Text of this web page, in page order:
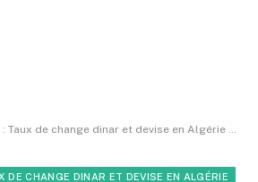
Taux de change dinar et devise en Algérie
DE CHANGE DINAR ET DEVISE EN ALGÉRIE